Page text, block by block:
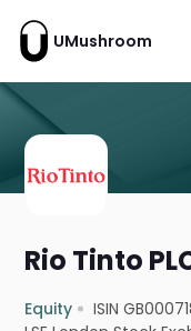
UMushroom
Rio Tinto
Equity ISIN